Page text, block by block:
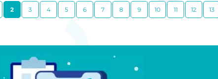
2 3 4 5 6 7 8 9 10 11 12 13